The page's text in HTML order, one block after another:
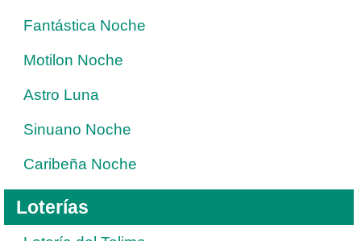
Fantástica Noche
Motilon Noche
Astro Luna
Sinuano Noche
Caribeña Noche
Loterías